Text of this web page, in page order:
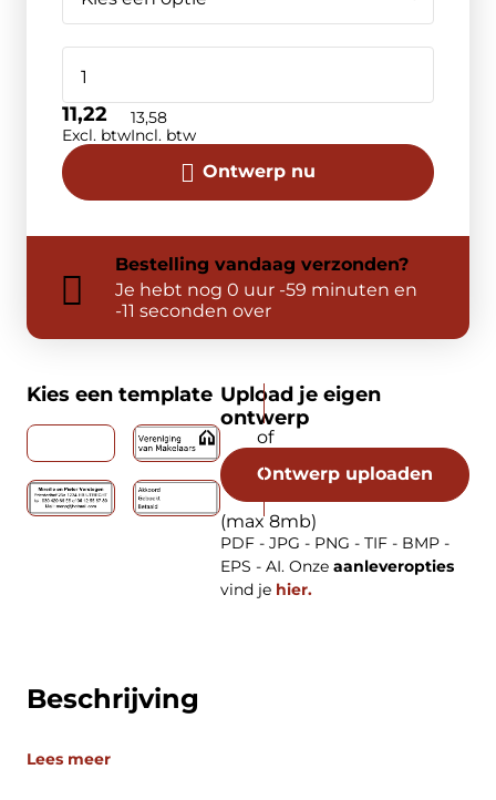
Beschrijving
Lees meer
Ontwerp nu
11,22
Excl. btw
13,58
Incl. btw
Bestelling vandaag verzonden?
Je hebt nog 0 uur -59 minuten en
-12 seconden over
Kies een template Upload je eigen
ontwerp
Ontwerp uploaden
(max 8mb)
PDF - JPG - PNG - TIF - BMP -
EPS - AI. Onze aanleveropties
vind je hier.